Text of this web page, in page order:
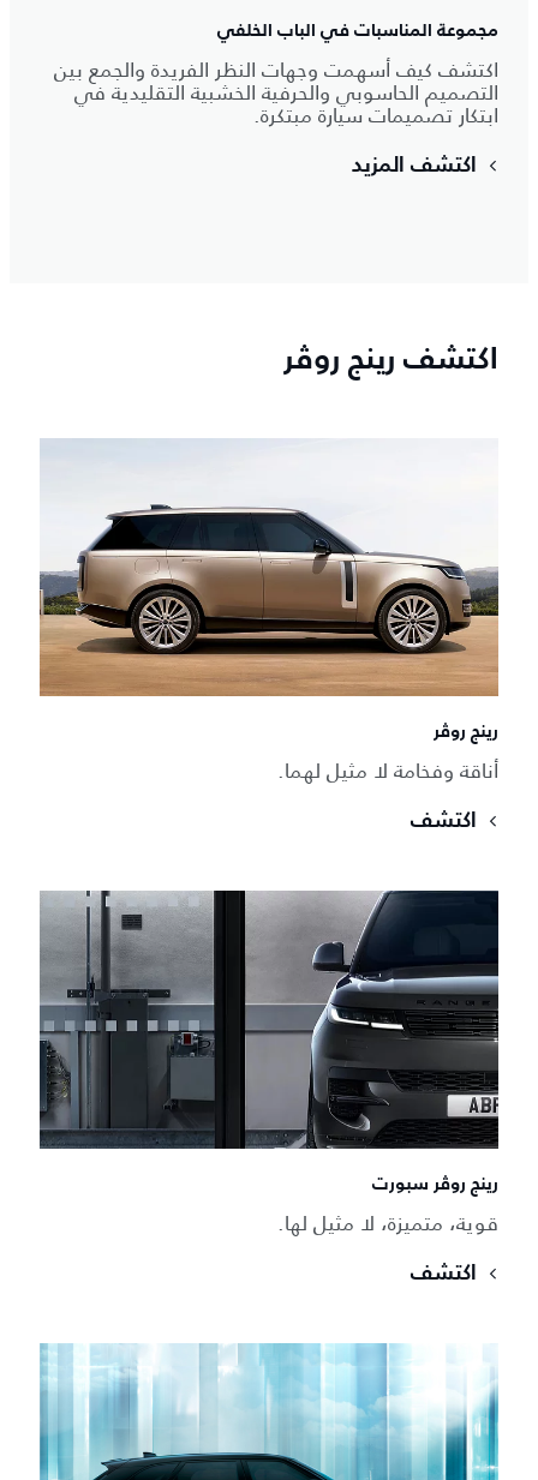
مجموعة المناسبات في الباب الخلفي
اكتشف كيف أسهمت وجهات النظر الفريدة والجمع بين
التصميم الحاسوبي والحرفية الخشبية التقليدية في
ابتكار تصميمات سيارة مبتكرة.
اكتشف المزيد
اكتشف رينج روڤر
رينج روڤر
أناقة وفخامة لا مثيل لهما.
اكتشف
رينج روڤر سبورت
قوية، متميزة، لا مثيل لها.
اكتشف